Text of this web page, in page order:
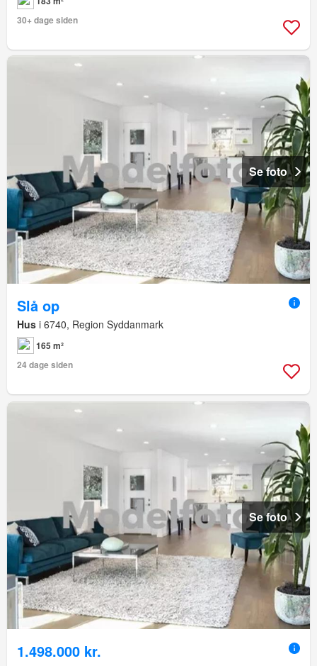
30+ dage siden
Se foto
Slå op
Hus i 6740, Region Syddanmark
165 m²
24 dage siden
Se foto
1.498.000 kr.